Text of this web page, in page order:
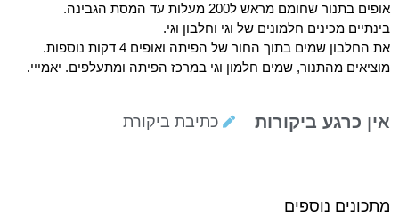
אופים בתנור שחומם מראש ל200 מעלות עד המסת הגבינה.
בינתיים מכינים חלמונים של וגי וחלבון וגי.
את החלבון שמים בתוך החור של הפיתה ואופים 4 דקות נוספות.
מוציאים מהתנור, שמים חלמון וגי במרכז הפיתה ומתעלפים. יאמייי.
אין כרגע ביקורות כתיבת ביקורת
מתכונים נוספים